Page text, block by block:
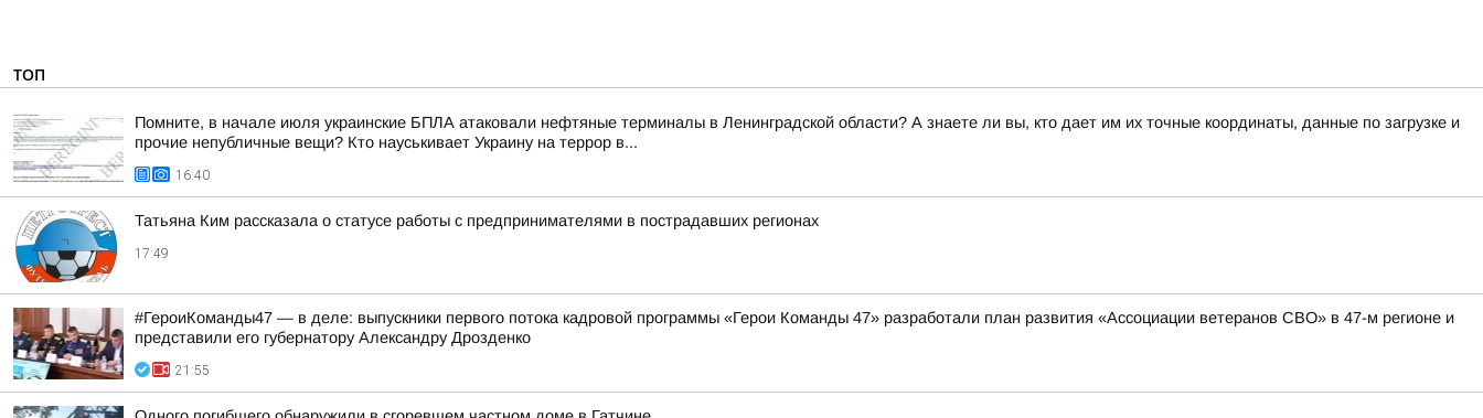
ТОП
Помните, в начале июля украинские БПЛА атаковали нефтяные терминалы в Ленинградской области? А знаете ли вы, кто дает им их точные координаты, данные по загрузке и
прочие непубличные вещи? Кто науськивает Украину на террор в...
16:40
Татьяна Ким рассказала о статусе работы с предпринимателями в пострадавших регионах
17:49
#ГероиКоманды47 — в деле: выпускники первого потока кадровой программы «Герои Команды 47» разработали план развития «Ассоциации ветеранов СВО» в 47-м регионе и
представили его губернатору Александру Дрозденко
21:55